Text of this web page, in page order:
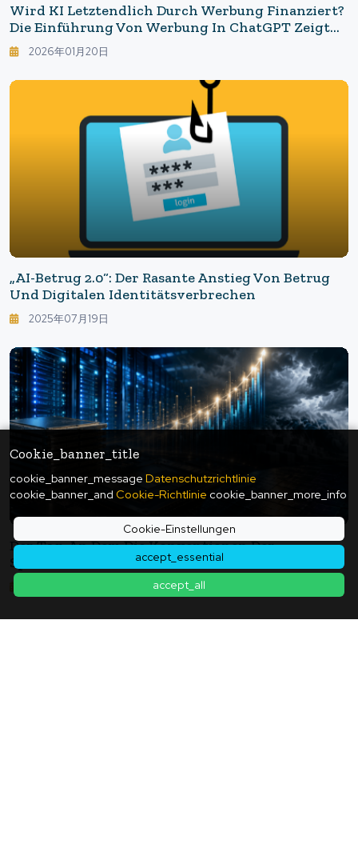
Cookie_banner_title
cookie_banner_message Datenschutzrichtlinie
cookie_banner_and Cookie-Richtlinie cookie_banner_more_info
Cookie-Einstellungen
accept_essential
accept_all
Wird KI Letztendlich Durch Werbung Finanziert?
Die Einführung Von Werbung In ChatGPT Zeigt
Die "Realität Der Verbraucher-KI".
2026年01月20日
„AI-Betrug 2.0“: Der Rasante Anstieg Von Betrug
Und Digitalen Identitätsverbrechen
2025年07月19日
Der Tag, An Dem Die Konventionen Der
Speicherindustrie Erschüttert Wurden - Micron
Und Die Schockierende Bruttogewinnmarge Von
84,9%